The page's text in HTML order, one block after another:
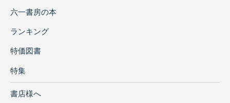
六一書房の本
ランキング
特価図書
特集
書店様へ